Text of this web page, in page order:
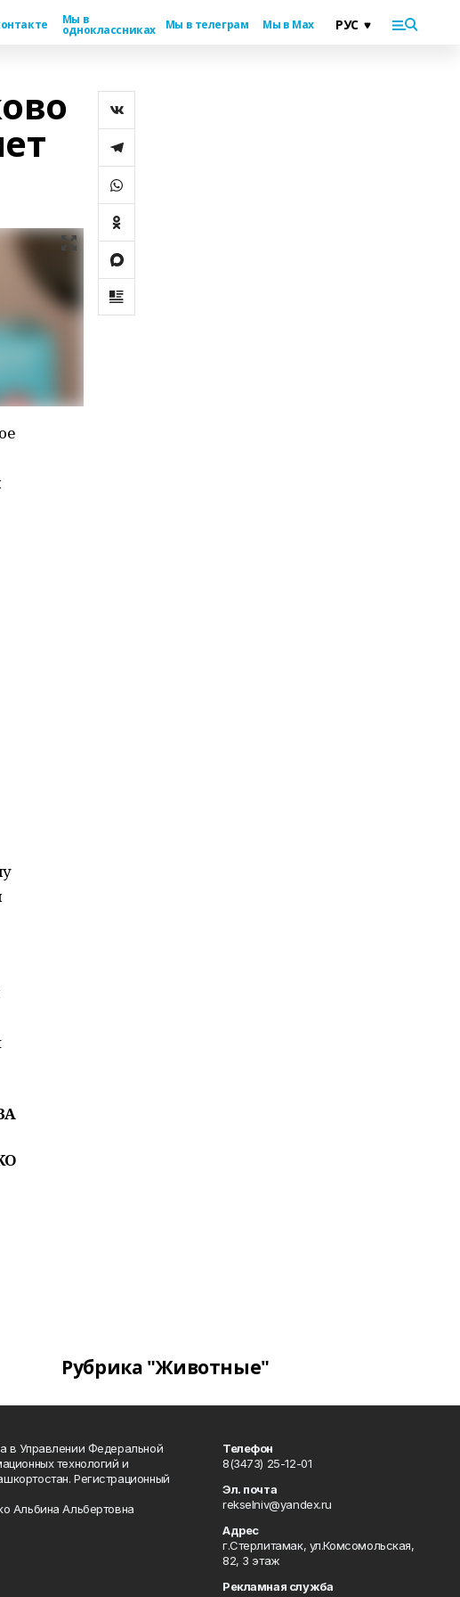
Мы в
одноклассниках Мы в телеграм Мы в Max
Рубрика "Животные"
в Управлении Федеральной
технологий и
Регистрационный
Альбина Альбертовна
Телефон
8(3473) 25-12-01
Эл. почта
rekselniv@yandex.ru
Адрес
г.Стерлитамак, ул.Комсомольская,
82, 3 этаж
Рекламная служба